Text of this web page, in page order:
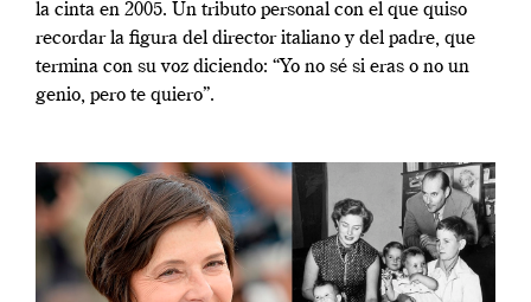
la cinta en 2005. Un tributo personal con el que quiso
recordar la figura del director italiano y del padre, que
termina con su voz diciendo: “Yo no sé si eras o no un
genio, pero te quiero”.